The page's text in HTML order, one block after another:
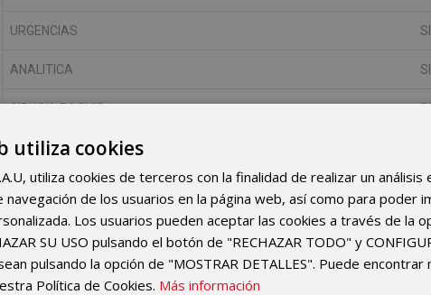
URGENCIAS SI
ANALITICA SI
CIRUGIA RAQUIS SI
Mostrando desde 1 hasta 8 de 8 registros
Si necesitas más información acerca de las
puedes llevar a cabo en IMSKE con tu compañía
llamarnos al96 369 00 00 Estaremos encantados de
dudas.
utiliza cookies
utiliza cookies de terceros con la finalidad de realizar un análisis
navegación de los usuarios en la página web, así como para poder
Los usuarios pueden aceptar las cookies a través de la
SU USO pulsando el botón de "RECHAZAR TODO" y
pulsando la opción de "MOSTRAR DETALLES". Puede encontrar
Política de Cookies. Más información